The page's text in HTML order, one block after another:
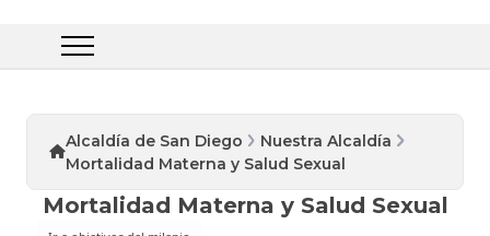
Alcaldía de San Diego
Nuestra Alcaldía
Mortalidad Materna y Salud Sexual
Mortalidad Materna y Salud Sexual